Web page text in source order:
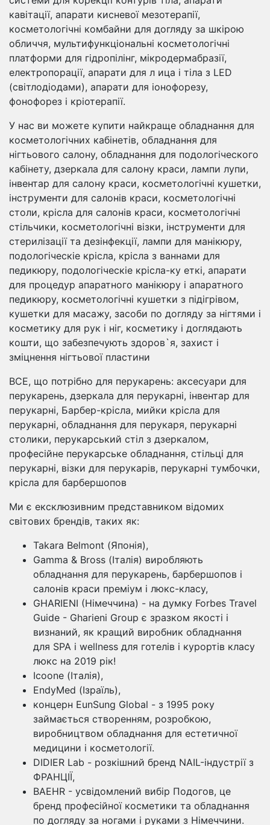
кавітації, апарати кисневої мезотерапії,
косметологічні комбайни для догляду за шкірою
обличчя, мультифункціональні косметологічні
платформи для гідропілінг, мікродермабразії,
електропорації, апарати для л ица і тіла з LED
(світлодіодами), апарати для іонофорезу,
фонофорез і кріотерапії.
У нас ви можете купити найкраще обладнання для
косметологічних кабінетів, обладнання для
нігтьового салону, обладнання для подологіческого
кабінету, дзеркала для салону краси, лампи лупи,
інвентар для салону краси, косметологічні кушетки,
інструменти для салонів краси, косметологічні
столи, крісла для салонів краси, косметологічні
стільчики, косметологічні візки, інструменти для
стерилізації та дезінфекції, лампи для манікюру,
подологіческіе крісла, крісла з ваннами для
педикюру, подологіческіе крісла-ку еткі, апарати
для процедур апаратного манікюру і апаратного
педикюру, косметологічні кушетки з підігрівом,
кушетки для масажу, засоби по догляду за нігтями і
косметику для рук і ніг, косметику і доглядають
кошти, що забезпечують здоров`я, захист і
зміцнення нігтьової пластини
ВСЕ, що потрібно для перукарень: аксесуари для
перукарень, дзеркала для перукарні, інвентар для
перукарні, Барбер-крісла, мийки крісла для
перукарні, обладнання для перукаря, перукарні
столики, перукарський стіл з дзеркалом,
професійне перукарське обладнання, стільці для
перукарні, візки для перукарів, перукарні тумбочки,
крісла для барбершопов
Ми є ексклюзивним представником відомих
світових брендів, таких як:
Takara Belmont (Японія),
Gamma & Bross (Італія) виробляють
обладнання для перукарень, барбершопов і
салонів краси преміум і люкс-класу,
GHARIENI (Німеччина) - на думку Forbes Travel
Guide - Gharieni Group є зразком якості і
визнаний, як кращий виробник обладнання
для SPA і wellness для готелів і курортів класу
люкс на 2019 рік!
Icoone (Італія),
EndyMed (Ізраїль),
концерн EunSung Global - з 1995 року
займається створенням, розробкою,
виробництвом обладнання для естетичної
медицини і косметології.
DIDIER Lab - розкішний бренд NAIL-індустрії з
ФРАНЦІЇ,
BAEHR - усвідомлений вибір Подогов, це
бренд професійної косметики та обладнання
по догляду за ногами і руками з Німеччини.